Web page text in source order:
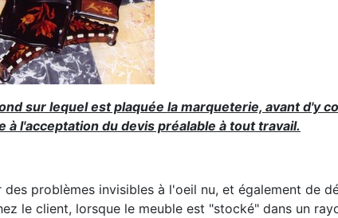
sur lequel est plaquée la marqueterie, avant d'y
l'acceptation du devis préalable à tout travail.
problèmes invisibles à l'oeil nu, et également de
le client, lorsque le meuble est "stocké" dans un